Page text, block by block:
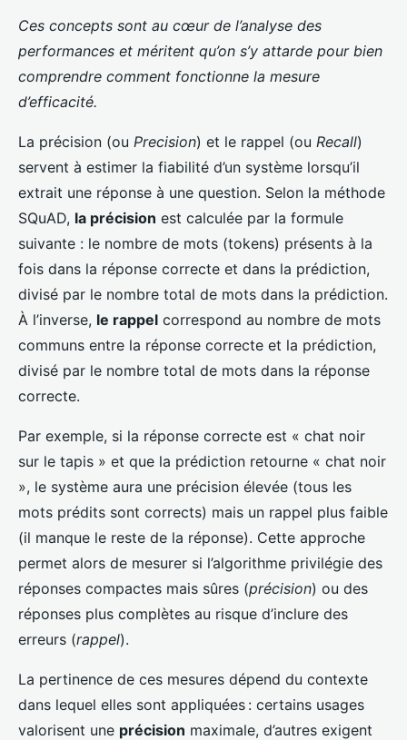
Ces concepts sont au cœur de l’analyse des
performances et méritent qu’on s’y attarde pour bien
comprendre comment fonctionne la mesure
d’efficacité.
La précision (ou Precision) et le rappel (ou Recall)
servent à estimer la fiabilité d’un système lorsqu’il
extrait une réponse à une question. Selon la méthode
SQuAD, la précision est calculée par la formule
suivante : le nombre de mots (tokens) présents à la
fois dans la réponse correcte et dans la prédiction,
divisé par le nombre total de mots dans la prédiction.
À l’inverse, le rappel correspond au nombre de mots
communs entre la réponse correcte et la prédiction,
divisé par le nombre total de mots dans la réponse
correcte.
Par exemple, si la réponse correcte est « chat noir
sur le tapis » et que la prédiction retourne « chat noir
», le système aura une précision élevée (tous les
mots prédits sont corrects) mais un rappel plus faible
(il manque le reste de la réponse). Cette approche
permet alors de mesurer si l’algorithme privilégie des
réponses compactes mais sûres (précision) ou des
réponses plus complètes au risque d’inclure des
erreurs (rappel).
La pertinence de ces mesures dépend du contexte
dans lequel elles sont appliquées : certains usages
valorisent une précision maximale, d’autres exigent